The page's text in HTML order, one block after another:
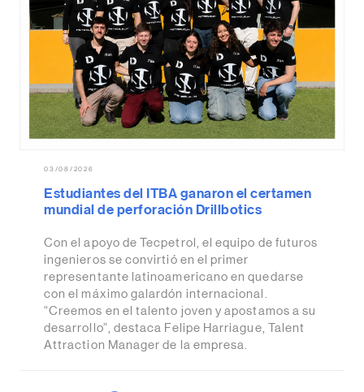
03/08/2026
Estudiantes del ITBA ganaron el certamen
mundial de perforación Drillbotics
Con el apoyo de Tecpetrol, el equipo de futuros
ingenieros se convirtió en el primer
representante latinoamericano en quedarse
con el máximo galardón internacional.
“Creemos en el talento joven y apostamos a su
desarrollo”, destaca Felipe Harriague, Talent
Attraction Manager de la empresa.